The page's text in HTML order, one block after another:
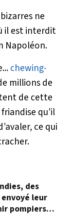
ne
il est interdit
Napoléon.
chewing-
millions de
de cette
qu’il
ce qui
des
leur
pompiers